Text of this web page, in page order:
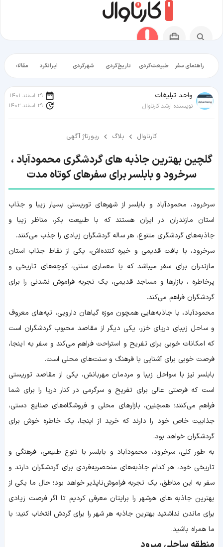
راهنمای سفر طبیعت‌گردی تاریخ‌گردی شهرگردی ایرانگرد مقالات
واحد تبلیغات
نویسنده ارشد کارناوال
29 اسفند 1401
29 اسفند 1402
کارناوال بلاگ رپورتاژ آگهی
گلچین بهترین جاذبه های گردشگری محمودآباد ،
سرخرود و بابلسر برای سفرهای کوتاه مدت
سرخرود، محمودآباد و بابلسر از شهرهای توریستی بسیار زیبا و جذاب
استان مازندران در ایران هستند که با طبیعت بکر، مناظر زیبا و
جاذبه‌های گردشگری متنوع، هر ساله گردشگران زیادی را جذب می‌کنند.
سرخرود، با بافت قدیمی و خیره کننده‌اش، یکی از نقاط جذاب استان
مازندران برای سفر میباشد که با معماری سنتی، کوچه‌های تاریخی و
پرخاطره ، بازارها و مساجد قدیمی، یک تجربه فراموش نشدنی را برای
گردشگران فراهم می‌کند.
محمودآباد، با جاذبه‌هایی همچون موزه گیاهان دارویی، تپه‌های معروف
و ساحل زیبای دریای خزر، یکی دیگر از مقاصد محبوب گردشگران است
که امکانات خوبی برای تفریح و استراحت فراهم می‌کند و سفر به اینجا،
فرصت خوبی برای آشنایی با فرهنگ و سنت‌های محلی است.
بابلسر نیز با سواحل زیبا و مردمان مهربانش، یکی از مقاصد توریستی
است که فرصتی عالی برای تفریح و سرگرمی در کنار دریا را برای شما
فراهم می‌کنند؛ همچنین، بازارهای محلی و فروشگاه‌های صنایع دستی،
جذابیت خاص خود را دارند که خرید از اینجا، یک خاطره خوش برای
گردشگران خواهد بود.
به طور کلی، سرخرود، محمودآباد و بابلسر با تنوع طبیعی، فرهنگی و
تاریخی خود، هر کدام جاذبه‌های منحصربه‌فردی برای گردشگران دارند و
سفر به این مناطق، یک تجربه فراموش‌ناپذیر خواهد بود؛ حال ما یکی از
بهترین جاذبه های هرشهر را برایتان معرفی کردیم تا اگر فرصت زیادی
برای ماندن نداشتید بهترین جاذبه هر شهر را برای گردش انتخاب کنید؛ با
ما همراه باشید.